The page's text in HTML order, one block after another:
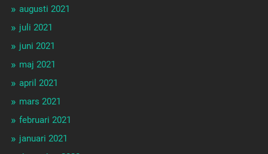
augusti 2021
juli 2021
juni 2021
maj 2021
april 2021
mars 2021
februari 2021
januari 2021